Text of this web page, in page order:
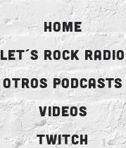
HOME
LET´S ROCK RADIO
OTROS PODCASTS
VIDEOS
TWITCH